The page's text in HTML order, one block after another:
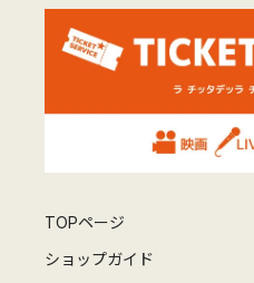
TOPページ
ショップガイド